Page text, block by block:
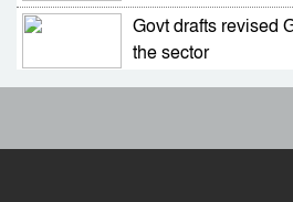
ভারত সফরের সিদ্ধান্ত
প্রতিমন্ত্রী
Govt drafts revised
the sector
আবারও আলিয়া মাদ্রাসা